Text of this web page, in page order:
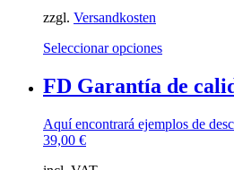
zzgl. Versandkosten
Seleccionar opcionesEste
tiene
múltiples
Las
FD Garantía de
Aquí encontrará ejemplos de
39,00 €